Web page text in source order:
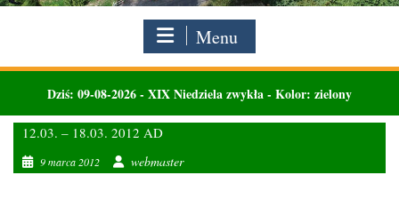
Menu
Dziś: 09-08-2026- XIX Niedziela zwykła - Kolor: zielony
12.03. – 18.03. 2012 AD
9 marca 2012 webmaster